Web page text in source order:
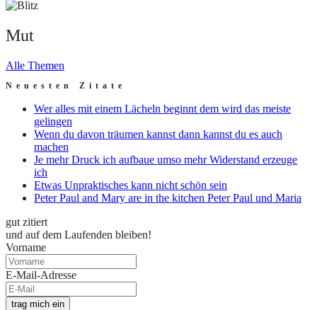
Mut
Alle Themen
Neuesten Zitate
Wer alles mit einem Lächeln beginnt dem wird das meiste
gelingen
Wenn du davon träumen kannst dann kannst du es auch
machen
Je mehr Druck ich aufbaue umso mehr Widerstand erzeuge
ich
Etwas Unpraktisches kann nicht schön sein
Peter Paul and Mary are in the kitchen Peter Paul und Maria
gut zitiert
und auf dem Laufenden bleiben!
Vorname
E-Mail-Adresse
trag mich ein